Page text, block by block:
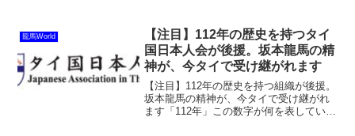
のことだ。「自分はラーメン食べて帰り
ますんで」といつものよう...
龍馬World
【注目】112年の歴史を持つタイ
国日本人会が後援。坂本龍馬の精
神が、今タイで受け継がれます
【注目】112年の歴史を持つ組織が後援。
坂本龍馬の精神が、今タイで受け継がれ
ます「112年」この数字が何を表している